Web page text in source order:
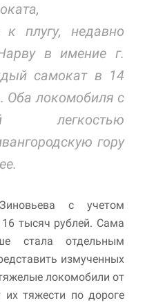
плугу, недавно
в имение г.
самокат в 14
Оба локомобиля с
легкостью
гору
с учетом
тысяч рублей. Сама
стала отдельным
измученных
локомобили от
их тяжести по дороге